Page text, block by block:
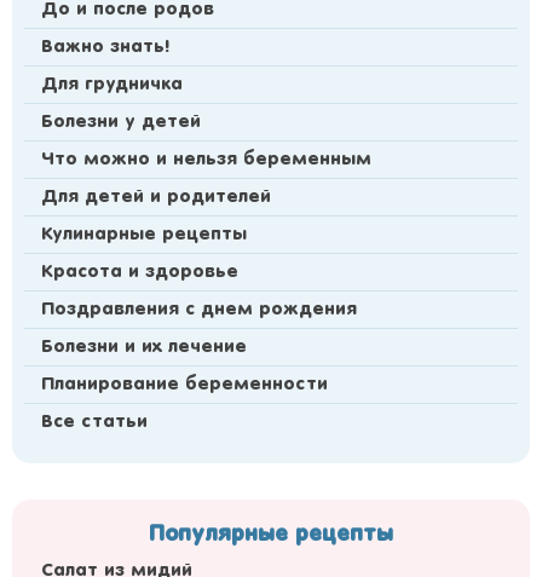
До и после родов
Важно знать!
Для грудничка
Болезни у детей
Что можно и нельзя беременным
Для детей и родителей
Кулинарные рецепты
Красота и здоровье
Поздравления с днем рождения
Болезни и их лечение
Планирование беременности
Все статьи
Популярные рецепты
Cалат из мидий